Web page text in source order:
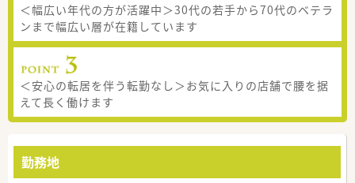
＜幅広い年代の方が活躍中＞30代の若手から70代のベテラ
ンまで幅広い層が在籍しています
＜安心の転居を伴う転勤なし＞お気に入りの店舗で腰を据
えて長く働けます
勤務地